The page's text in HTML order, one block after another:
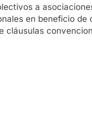
a
en beneficio de
cláusulas